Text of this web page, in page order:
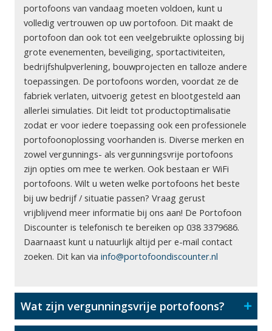
portofoons van vandaag moeten voldoen, kunt u
volledig vertrouwen op uw portofoon. Dit maakt de
portofoon dan ook tot een veelgebruikte oplossing bij
grote evenementen, beveiliging, sportactiviteiten,
bedrijfshulpverlening, bouwprojecten en talloze andere
toepassingen. De portofoons worden, voordat ze de
fabriek verlaten, uitvoerig getest en blootgesteld aan
allerlei simulaties. Dit leidt tot productoptimalisatie
zodat er voor iedere toepassing ook een professionele
portofoonoplossing voorhanden is. Diverse merken en
zowel vergunnings- als vergunningsvrije portofoons
zijn opties om mee te werken. Ook bestaan er WiFi
portofoons. Wilt u weten welke portofoons het beste
bij uw bedrijf / situatie passen? Vraag gerust
vrijblijvend meer informatie bij ons aan! De Portofoon
Discounter is telefonisch te bereiken op 038 3379686.
Daarnaast kunt u natuurlijk altijd per e-mail contact
zoeken. Dit kan via info@portofoondiscounter.nl
Wat zijn vergunningsvrije portofoons?